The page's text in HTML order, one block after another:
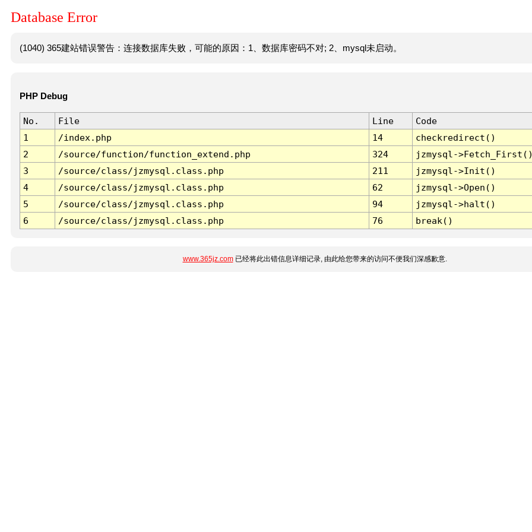
Database Error
(1040) 365建站错误警告：连接数据库失败，可能的原因：1、数据库密码不对; 2、mysql未启动。
PHP Debug
No. File Line
Code
1
/index.php 14
checkredirect()
2
/source/function/function_extend.php 324
jzmysql-
3
/source/class/jzmysql.class.php 211
jzmysql->Init()
4
/source/class/jzmysql.class.php 62
jzmysql->Open()
5
/source/class/jzmysql.class.php 94
jzmysql->halt()
6
/source/class/jzmysql.class.php 76 break()
www.365jz.com已经将此出错信息详细记录, 由此给您带来的访问不便我们深感歉意.